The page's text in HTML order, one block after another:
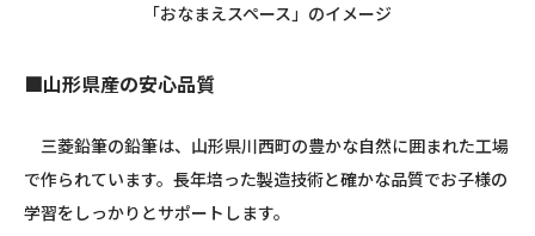
「おなまえスペース」のイメージ
■山形県産の安心品質
三菱鉛筆の鉛筆は、山形県川西町の豊かな自然に囲まれた工場
で作られています。長年培った製造技術と確かな品質でお子様の
学習をしっかりとサポートします。